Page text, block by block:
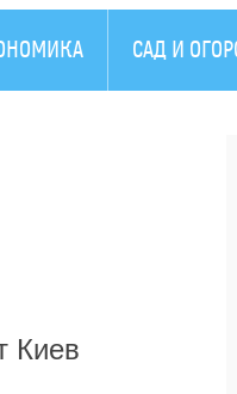
САД И